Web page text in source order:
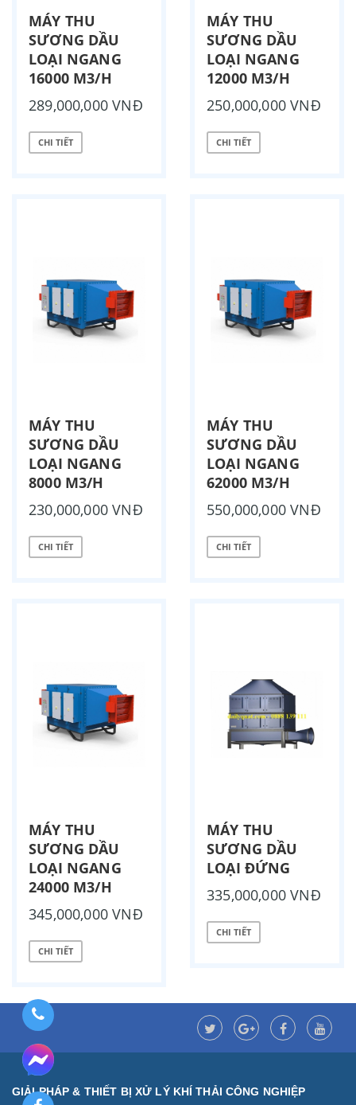
MÁY THU
SƯƠNG DẦU
LOẠI NGANG
16000 M3/H
289,000,000 VNĐ
CHI TIẾT
MÁY THU
SƯƠNG DẦU
LOẠI NGANG
12000 M3/H
250,000,000 VNĐ
CHI TIẾT
MÁY THU
SƯƠNG DẦU
LOẠI NGANG
8000 M3/H
230,000,000 VNĐ
CHI TIẾT
MÁY THU
SƯƠNG DẦU
LOẠI NGANG
62000 M3/H
550,000,000 VNĐ
CHI TIẾT
MÁY THU
SƯƠNG DẦU
LOẠI NGANG
24000 M3/H
345,000,000 VNĐ
CHI TIẾT
MÁY THU
SƯƠNG DẦU
LOẠI ĐỨNG
335,000,000 VNĐ
CHI TIẾT
GIẢI PHÁP & THIẾT BỊ XỬ LÝ KHÍ THẢI CÔNG NGHIỆP